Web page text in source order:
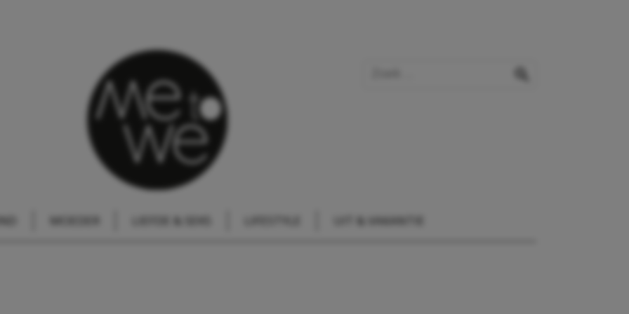
MOEDER LIEFDE & SEKS UIT & VAKANTIE